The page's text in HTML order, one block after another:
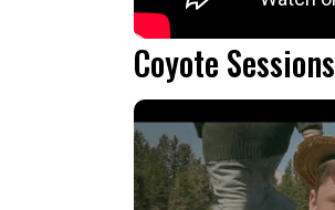
Coyote Sessions